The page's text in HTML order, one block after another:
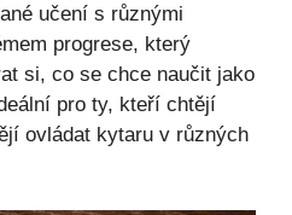
učení s různými
progrese, který
si, co se chce naučit jako
pro ty, kteří chtějí
ovládat kytaru v různých